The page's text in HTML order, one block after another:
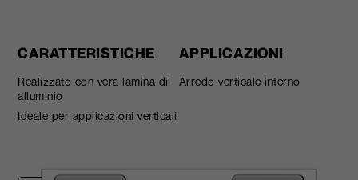
CARATTERISTICHE
Realizzato con vera lamina di
alluminio
Ideale per applicazioni verticali
APPLICAZIONI
Arredo verticale interno